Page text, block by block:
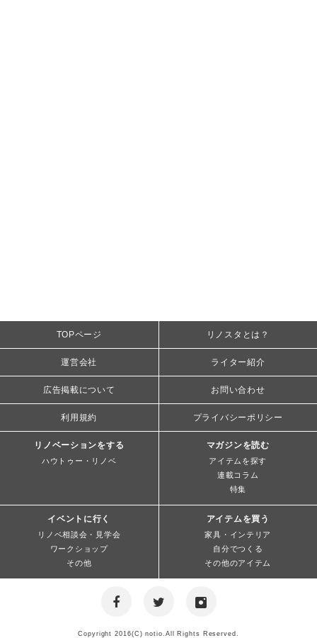
TOPページ リノスタとは？
運営会社 ライター紹介
広告掲載について お問い合わせ
利用規約 プライバシーポリシー
リノベーションをする
ハウトゥー・リノベ
マガジンを読む
アイテムを探す
連載コラム
特集
イベントに行く
リノベ相談会・見学会
ワークショップ
その他
アイテムを買う
家具・インテリア
自分でつくる
その他のアイテム
Copyright 2016(C) notio.All Rights Reserved.